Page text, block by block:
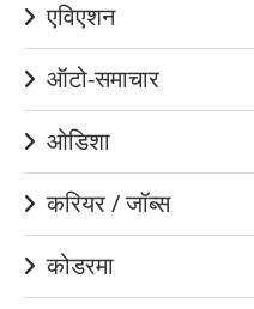
एविएशन
ऑटो-समाचार
ओडिशा
करियर / जॉब्स
कोडरमा